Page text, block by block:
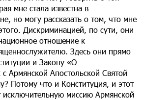
мне стала известна в
но могу рассказать о том, что мне
Дискриминацией, по сути, они
отношение к
Здесь они прямо
и Закону «О
Армянской Апостольской Святой
Потому что и Конституция, и этот
исключительную миссию Армянской